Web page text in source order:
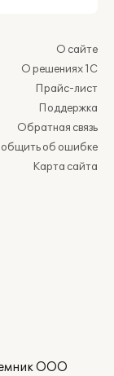
О сайте
О решениях 1С
Прайс-лист
Поддержка
Обратная связь
об ошибке
Карта сайта
ООО